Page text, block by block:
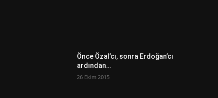
Önce Özal’cı, sonra Erdoğan’cı
ardından…
26 Ekim 2015